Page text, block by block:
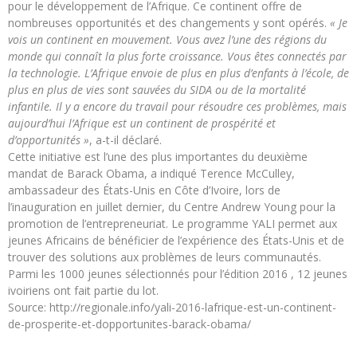
pour le développement de l’Afrique. Ce continent offre de
nombreuses opportunités et des changements y sont opérés. « Je
vois un continent en mouvement. Vous avez l’une des régions du
monde qui connaît la plus forte croissance. Vous êtes connectés par
la technologie. L’Afrique envoie de plus en plus d’enfants à l’école, de
plus en plus de vies sont sauvées du SIDA ou de la mortalité
infantile. Il y a encore du travail pour résoudre ces problèmes, mais
aujourd’hui l’Afrique est un continent de prospérité et
d’opportunités », a-t-il déclaré.
Cette initiative est l’une des plus importantes du deuxième
mandat de Barack Obama, a indiqué Terence McCulley,
ambassadeur des États-Unis en Côte d’Ivoire, lors de
l’inauguration en juillet dernier, du Centre Andrew Young pour la
promotion de l’entrepreneuriat. Le programme YALI permet aux
jeunes Africains de bénéficier de l’expérience des États-Unis et de
trouver des solutions aux problèmes de leurs communautés.
Parmi les 1000 jeunes sélectionnés pour l’édition 2016 , 12 jeunes
ivoiriens ont fait partie du lot.
Source: http://regionale.info/yali-2016-lafrique-est-un-continent-
de-prosperite-et-dopportunites-barack-obama/